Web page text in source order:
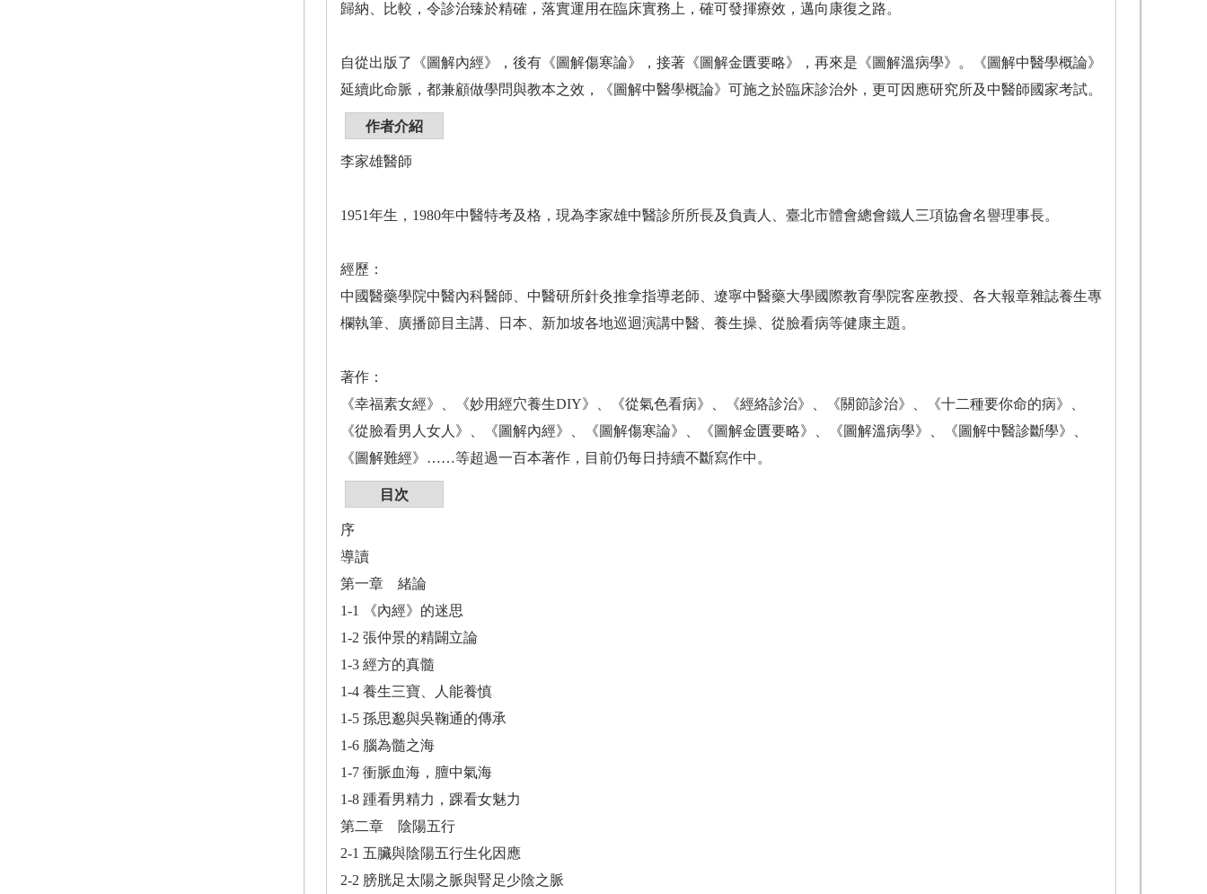
歸納、比較，令診治臻於精確，落實運用在臨床實務上，確可發揮療效，邁向康復之路。
自從出版了《圖解內經》，後有《圖解傷寒論》，接著《圖解金匱要略》，再來是《圖解溫病學》。《圖解中醫學概論》
延續此命脈，都兼顧做學問與教本之效，《圖解中醫學概論》可施之於臨床診治外，更可因應研究所及中醫師國家考試。
作者介紹
李家雄醫師
1951年生，1980年中醫特考及格，現為李家雄中醫診所所長及負責人、臺北市體會總會鐵人三項協會名譽理事長。
經歷：
中國醫藥學院中醫內科醫師、中醫研所針灸推拿指導老師、遼寧中醫藥大學國際教育學院客座教授、各大報章雜誌養生專
欄執筆、廣播節目主講、日本、新加坡各地巡迴演講中醫、養生操、從臉看病等健康主題。
著作：
《幸福素女經》、《妙用經穴養生DIY》、《從氣色看病》、《經絡診治》、《關節診治》、《十二種要你命的病》、
《從臉看男人女人》、《圖解內經》、《圖解傷寒論》、《圖解金匱要略》、《圖解溫病學》、《圖解中醫診斷學》、
《圖解難經》……等超過一百本著作，目前仍每日持續不斷寫作中。
目次
序
導讀
第一章 緒論
1-1 《內經》的迷思
1-2 張仲景的精闢立論
1-3 經方的真髓
1-4 養生三寶、人能養慎
1-5 孫思邈與吳鞠通的傳承
1-6 腦為髓之海
1-7 衝脈血海，膻中氣海
1-8 踵看男精力，踝看女魅力
第二章 陰陽五行
2-1 五臟與陰陽五行生化因應
2-2 膀胱足太陽之脈與腎足少陰之脈